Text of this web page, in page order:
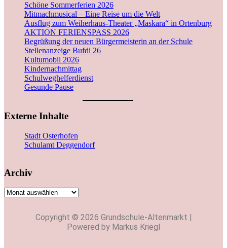
Schöne Sommerferien 2026
Mitmachmusical – Eine Reise um die Welt
Ausflug zum Weiherhaus-Theater „Maskara“ in Ortenburg
AKTION FERIENSPASS 2026
Begrüßung der neuen Bürgermeisterin an der Schule
Stellenanzeige Bufdi 26
Kultumobil 2026
Kindernachmittag
Schulweghelferdienst
Gesunde Pause
Externe Inhalte
Stadt Osterhofen
Schulamt Deggendorf
Archiv
Copyright © 2026 Grundschule-Altenmarkt |
Powered by Markus Kriegl